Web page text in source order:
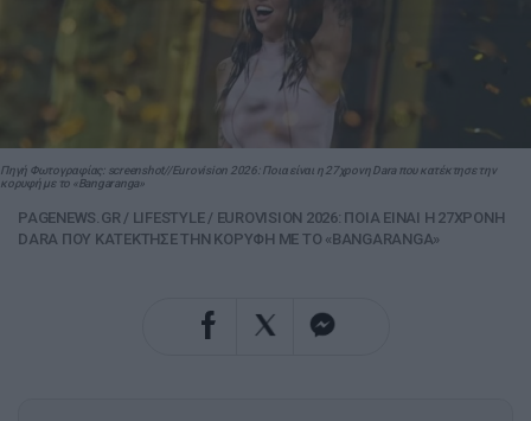
Πηγή Φωτογραφίας: screenshot//Eurovision 2026: Ποια είναι η 27χρονη Dara που κατέκτησε την
κορυφή με το «Bangaranga»
PAGENEWS.GR/ LIFESTYLE/ EUROVISION 2026: ΠΟΙΑ ΕΙΝΑΙ Η 27ΧΡΟΝΗ
DARA ΠΟΥ ΚΑΤΕΚΤΗΣΕ ΤΗΝ ΚΟΡΥΦΗ ΜΕ ΤΟ «BANGARANGA»